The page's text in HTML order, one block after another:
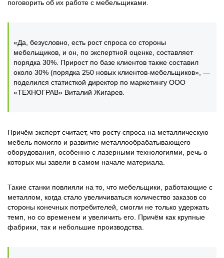
поговорить об их работе с мебельщиками.
«Да, безусловно, есть рост спроса со стороны
мебельщиков, и он, по экспертной оценке, составляет
порядка 30%. Прирост по базе клиентов также составил
около 30% (порядка 250 новых клиентов-мебельщиков», —
поделился статисткой директор по маркетингу ООО
«ТЕХНОГРАВ» Виталий Жигарев.
Причём эксперт считает, что росту спроса на металлическую
мебель помогло и развитие металлообрабатывающего
оборудования, особенно с лазерными технологиями, речь о
которых мы завели в самом начале материала.
Такие станки повлияли на то, что мебельщики, работающие с
металлом, когда стало увеличиваться количество заказов со
стороны конечных потребителей, смогли не только удержать
темп, но со временем и увеличить его. Причём как крупные
фабрики, так и небольшие производства.